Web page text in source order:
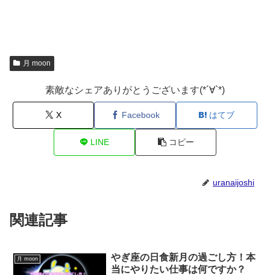
月 moon
素敵なシェアありがとうございます(*´∀`*)
X Facebook はてブ
LINE コピー
uranaijoshi
関連記事
月 moon
やぎ座の日食新月の過ごし方！本
当にやりたい仕事は何ですか？